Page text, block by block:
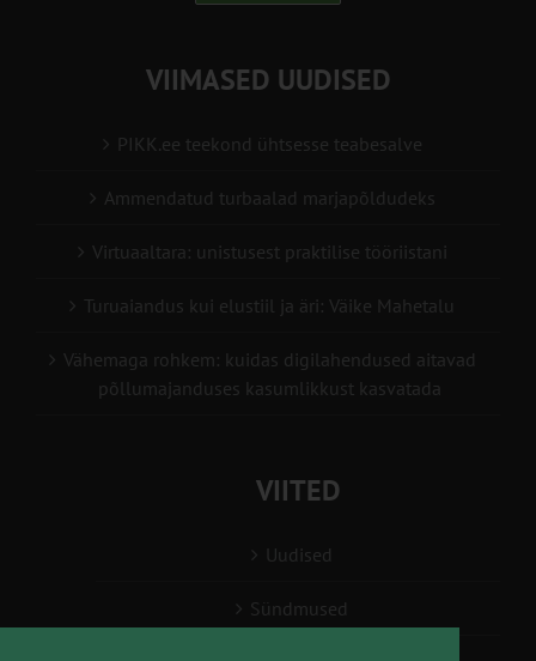
VIIMASED UUDISED
PIKK.ee teekond ühtsesse teabesalve
Ammendatud turbaalad marjapõldudeks
Virtuaaltara: unistusest praktilise tööriistani
Turuaiandus kui elustiil ja äri: Väike Mahetalu
Vähemaga rohkem: kuidas digilahendused aitavad
põllumajanduses kasumlikkust kasvatada
VIITED
Uudised
Sündmused